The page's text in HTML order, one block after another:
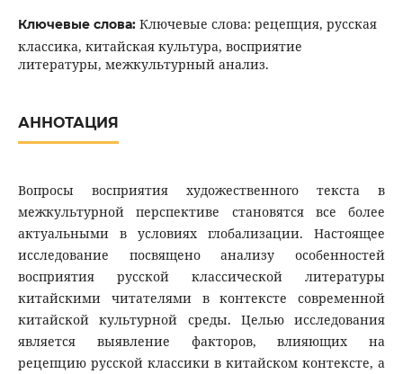
Ключевые слова: Ключевые слова: рецепция, русская
классика, китайская культура, восприятие
литературы, межкультурный анализ.
АННОТАЦИЯ
Вопросы восприятия художественного текста в
межкультурной перспективе становятся все более
актуальными в условиях глобализации. Настоящее
исследование посвящено анализу особенностей
восприятия русской классической литературы
китайскими читателями в контексте современной
китайской культурной среды. Целью исследования
является выявление факторов, влияющих на
рецепцию русской классики в китайском контексте, а